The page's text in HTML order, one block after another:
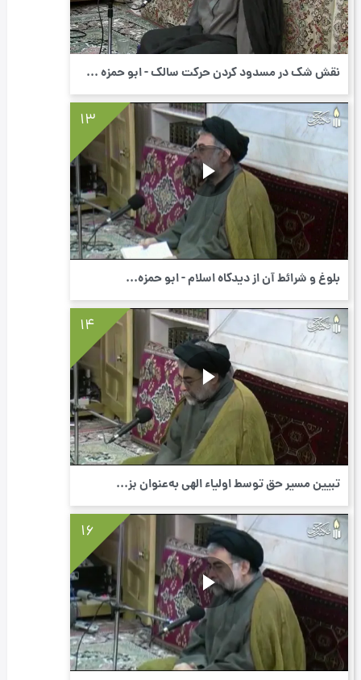
نقش شک در مسدود کردن حرکت سالک - ابو حمزه ...
13
بلوغ و شرائط آن از دیدگاه اسلام - ابو حمزه...
14
تبیین مسیر حق توسط اولیاء الهی به‌عنوان بز...
16